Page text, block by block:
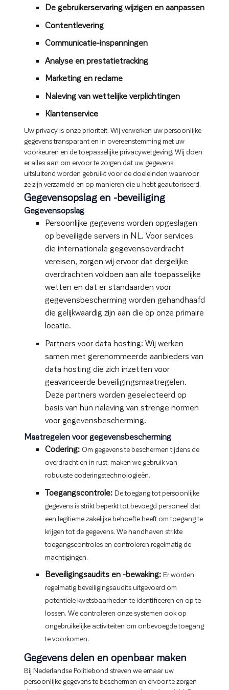
De gebruikerservaring wijzigen en aanpassen
Contentlevering
Communicatie-inspanningen
Analyse en prestatietracking
Marketing en reclame
Naleving van wettelijke verplichtingen
Klantenservice
Uw privacy is onze prioriteit. Wij verwerken uw persoonlijke
gegevens transparant en in overeenstemming met uw
voorkeuren en de toepasselijke privacywetgeving. Wij doen
er alles aan om ervoor te zorgen dat uw gegevens
uitsluitend worden gebruikt voor de doeleinden waarvoor
ze zijn verzameld en op manieren die u hebt geautoriseerd.
Gegevensopslag en -beveiliging
Gegevensopslag
Persoonlijke gegevens worden opgeslagen
op beveiligde servers in NL. Voor services
die internationale gegevensoverdracht
vereisen, zorgen wij ervoor dat dergelijke
overdrachten voldoen aan alle toepasselijke
wetten en dat er standaarden voor
gegevensbescherming worden gehandhaafd
die gelijkwaardig zijn aan die op onze primaire
locatie.
Partners voor data hosting: Wij werken
samen met gerenommeerde aanbieders van
data hosting die zich inzetten voor
geavanceerde beveiligingsmaatregelen.
Deze partners worden geselecteerd op
basis van hun naleving van strenge normen
voor gegevensbescherming.
Maatregelen voor gegevensbescherming
Codering: Om gegevens te beschermen tijdens de
overdracht en in rust, maken we gebruik van
robuuste coderingstechnologieën.
Toegangscontrole: De toegang tot persoonlijke
gegevens is strikt beperkt tot bevoegd personeel dat
een legitieme zakelijke behoefte heeft om toegang te
krijgen tot de gegevens. We handhaven strikte
toegangscontroles en controleren regelmatig de
machtigingen.
Beveiligingsaudits en -bewaking: Er worden
regelmatig beveiligingsaudits uitgevoerd om
potentiële kwetsbaarheden te identificeren en op te
lossen. We controleren onze systemen ook op
ongebruikelijke activiteiten om onbevoegde toegang
te voorkomen.
Gegevens delen en openbaar maken
Bij Nederlandse Politiebond streven we ernaar uw
persoonlijke gegevens te beschermen en ervoor te zorgen